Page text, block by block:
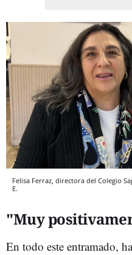
Felisa Ferraz, directora del Colegio
E.
"Muy
En todo este entramado,